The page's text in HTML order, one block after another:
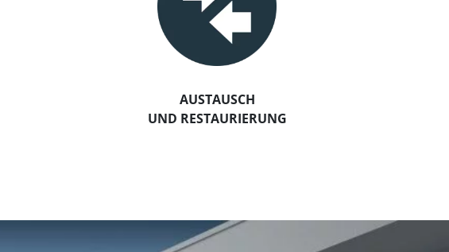
AUSTAUSCH
UND RESTAURIERUNG